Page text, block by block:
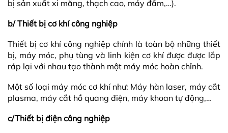
bị sản xuất xi măng, thạch cao, máy đầm,…).
b/ Thiết bị cơ khí công nghiệp
Thiết bị cơ khí công nghiệp chính là toàn bộ những thiết
bị, máy móc, phụ tùng và linh kiện cơ khí được được lắp
ráp lại với nhau tạo thành một máy móc hoàn chỉnh.
Một số loại máy móc cơ khí như: Máy hàn laser, máy cắt
plasma, máy cắt hồ quang điện, máy khoan tự động,…
c/Thiết bị điện công nghiệp